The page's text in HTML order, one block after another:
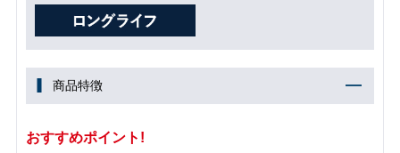
商品特徴
おすすめポイント!